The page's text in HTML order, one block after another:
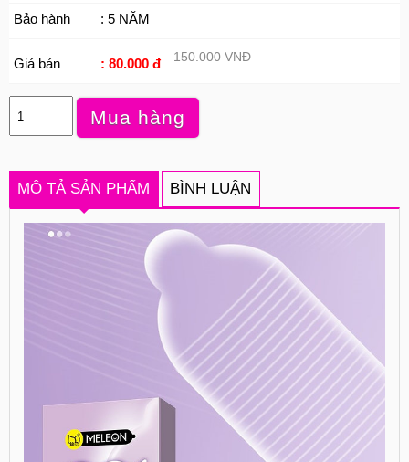
Bảo hành : 5 NĂM
Giá bán : 80.000 đ 150.000 VNĐ
Mua hàng
MÔ TẢ SẢN PHẨM BÌNH LUẬN